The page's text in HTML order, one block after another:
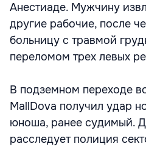
Анестиаде. Мужчину
другие рабочие, после
больницу с травмой
переломом трех левых
В подземном переходе
MallDova получил удар
юноша, ранее судимый.
расследует полиция